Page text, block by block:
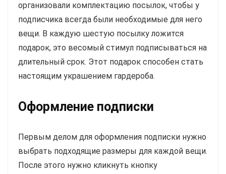
организовали комплектацию посылок, чтобы у
подписчика всегда были необходимые для него
вещи. В каждую шестую посылку ложится
подарок, это весомый стимул подписываться на
длительный срок. Этот подарок способен стать
настоящим украшением гардероба.
Оформление подписки
Первым делом для оформления подписки нужно
выбрать подходящие размеры для каждой вещи.
После этого нужно кликнуть кнопку